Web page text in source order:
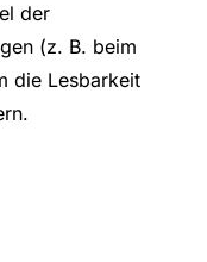
der
(z. B. beim
die Lesbarkeit